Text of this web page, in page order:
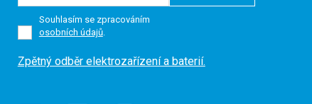
Souhlasím se zpracováním
osobních údajů.
Formulář
Zpětný odběr elektrozařízení a baterií.